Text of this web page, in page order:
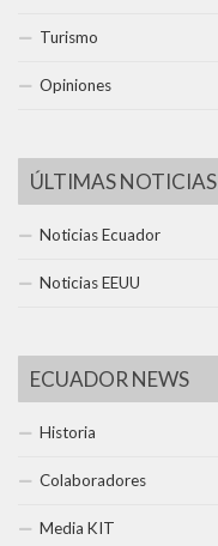
Turismo
Opiniones
ÚLTIMAS NOTICIAS
Noticias Ecuador
Noticias EEUU
ECUADOR NEWS
Historia
Colaboradores
Media KIT